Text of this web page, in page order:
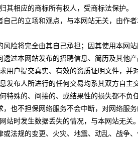
其相应的商标所有权人，受商标法保护。
己的立场和观点，与本网站无关，由作者
险将完全由其自己承担；因其使用本网
过本网站发布的招聘信息、简历及其他
用户提交真实、有效的资质证明文件，
发布人所进行的任何交易均系其双方自
特殊的、间接的、或结果性的损失都不负
也不担保网络服务不会中断，对网络
站时发生数据丢失的情况，与本网站无关。
法规的变更、火灾、地震、动乱、战